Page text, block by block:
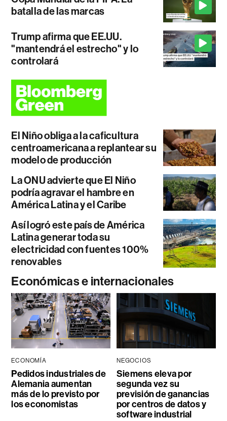
batalla de las marcas
Trump afirma que EE.UU.
"mantendrá el estrecho" y lo
controlará
El Niño obliga a la caficultura
centroamericana a replantear su
modelo de producción
La ONU advierte que El Niño
podría agravar el hambre en
América Latina y el Caribe
Así logró este país de América
Latina generar toda su
electricidad con fuentes 100%
renovables
Económicas e internacionales
ECONOMÍA
Pedidos industriales de
Alemania aumentan
más de lo previsto por
los economistas
NEGOCIOS
Siemens eleva por
segunda vez su
previsión de ganancias
por centros de datos y
software industrial